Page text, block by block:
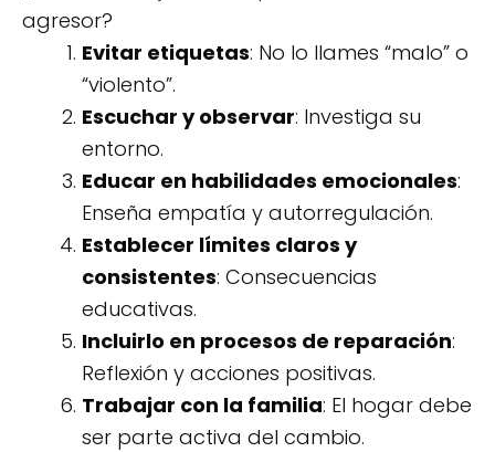
agresor?
Evitar etiquetas: No lo llames “malo” o
“violento”.
Escuchar y observar: Investiga su
entorno.
Educar en habilidades emocionales:
Enseña empatía y autorregulación.
Establecer límites claros y
consistentes: Consecuencias
educativas.
Incluirlo en procesos de reparación:
Reflexión y acciones positivas.
Trabajar con la familia: El hogar debe
ser parte activa del cambio.